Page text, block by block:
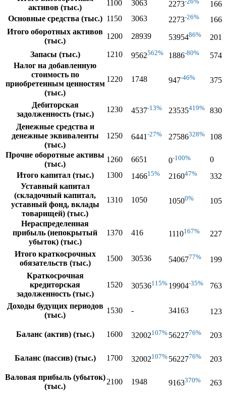
активов (тыс.)
1100 3063 2273
1660
Основные средства (тыс.) 1150 3063 2273-26%
1660
Итого оборотных активов
(тыс.)
1200 28939 5395486%
Запасы (тыс.)
1210 9562562% 1886-80%
5743
Налог на добавленную
стоимость по
приобретенным ценностям
(тыс.)
1220 1748 947-46% 3758
Дебиторская
задолженность (тыс.)
1230 4537-13% 23535419%
Денежные средства и
денежные эквиваленты
(тыс.)
1250 6441 -27% 27586328%
Прочие оборотные активы
(тыс.)
1260 6651 0-100%
0
Итого капитал (тыс.)
1300 146615% 216047%
3321
Уставный капитал
(складочный капитал,
уставный фонд, вклады
товарищей) (тыс.)
1310 1050 10500% 1050
Нераспределенная
прибыль (непокрытый
убыток) (тыс.)
1370 416 1110167% 2271
Итого краткосрочных
обязательств (тыс.)
1500 30536 5406777%
Краткосрочная
кредиторская
задолженность (тыс.)
1520 30536115% 19904-35%
Доходы будущих периодов
(тыс.)
1530 - 34163
Баланс (актив) (тыс.) 1600 32002107% 5622776%
Баланс (пассив) (тыс.) 1700 32002107% 5622776%
Валовая прибыль (убыток)
(тыс.)
2100 1948 9163370%